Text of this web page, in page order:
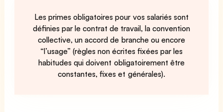
Les primes obligatoires pour vos salariés sont
définies par le contrat de travail, la convention
collective, un accord de branche ou encore
“l’usage” (règles non écrites fixées par les
habitudes qui doivent obligatoirement être
constantes, fixes et générales).